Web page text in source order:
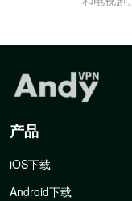
产品
iOS下载
Android下载